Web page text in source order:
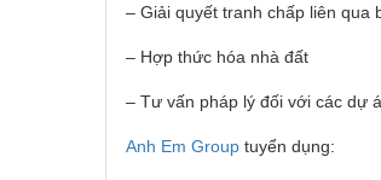
– Giải quyết tranh chấp liên qua
– Hợp thức hóa nhà đất
– Tư vấn pháp lý đối với các dự
Anh Em Group tuyển dụng: